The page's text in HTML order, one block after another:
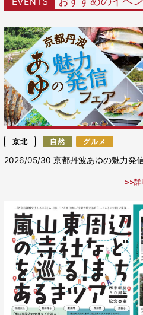
京北 自然 グルメ
2026/05/30京都丹波あゆの魅力発
詳